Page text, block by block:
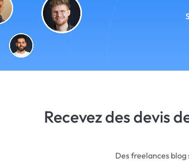
Recevez des devis
Des freelances blog